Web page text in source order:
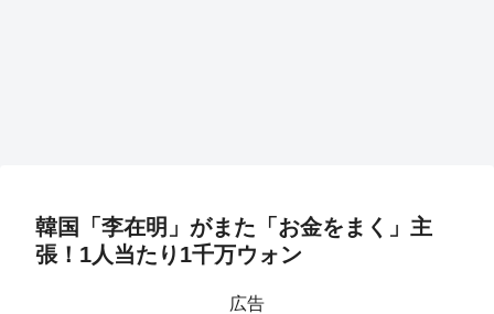
韓国「李在明」がまた「お金をまく」主
張！1人当たり1千万ウォン
広告